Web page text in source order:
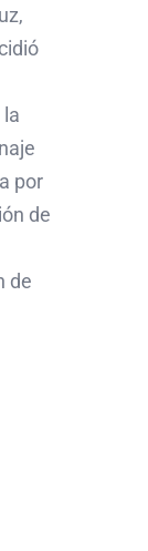
por
de
de